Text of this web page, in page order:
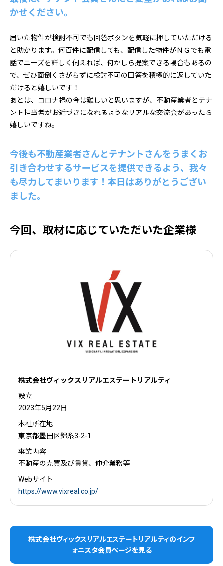
かせください。
届いた物件が検討不可でも回答ボタンを気軽に押していただける
と助かります。何百件に配信しても、配信した物件がＮＧでも電
話でニーズを詳しく伺えれば、何かしら提案できる場合もあるの
で、ぜひ面倒くさがらずに検討不可の回答を積極的に返していた
だけると嬉しいです！
あとは、コロナ禍の今は難しいと思いますが、不動産業者とテナ
ント担当者がお近づきになれるようなリアルな交流会があったら
嬉しいですね。
今後も不動産業者さんとテナントさんをうまくお
引き合わせするサービスを提供できるよう、我々
も尽力してまいります！本日はありがとうござい
ました。
今回、取材に応じていただいた企業様
株式会社ヴィックスリアルエステートリアルティ
設立
2023年5月22日
本社所在地
東京都墨田区錦糸3-2-1
事業内容
不動産の売買及び賃貸、仲介業務等
Webサイト
https://www.vixreal.co.jp/
株式会社ヴィックスリアルエステートリアルティのインフ
ォニスタ会員ページを見る